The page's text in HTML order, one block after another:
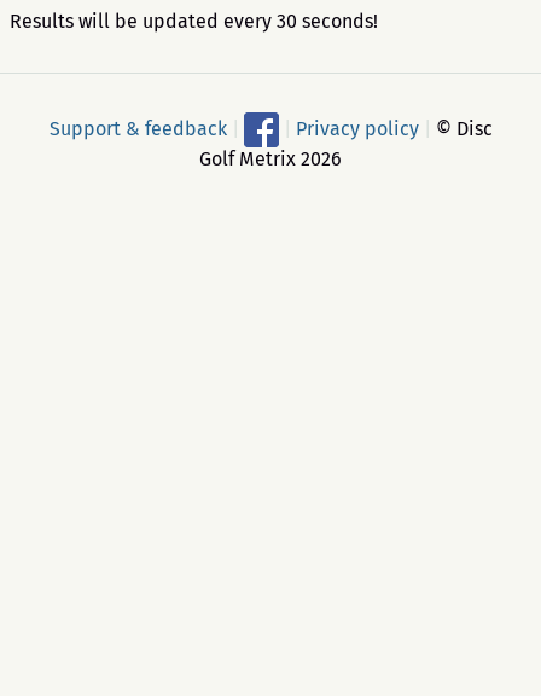
Results will be updated every 30 seconds!
Support & feedback Privacy policy
© Disc
Golf Metrix 2026